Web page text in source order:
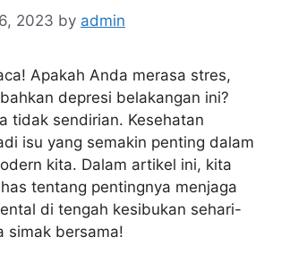
2023 by admin
Apakah Anda merasa stres,
depresi belakangan ini?
tidak sendirian. Kesehatan
isu yang semakin penting dalam
kita. Dalam artikel ini, kita
tentang pentingnya menjaga
di tengah kesibukan sehari-
simak bersama!